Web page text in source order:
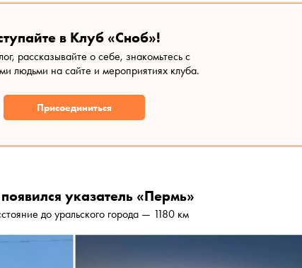
в Клуб «Сноб»!
рассказывайте о себе, знакомьтесь с
людьми на сайте и мероприятиях клуба.
Присоединиться
указатель «Пермь»
до уральского города — 1180 км